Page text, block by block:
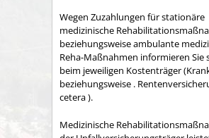
Wegen Zuzahlungen für stationäre
medizinische
beziehungsweise ambulante
Reha-Maßnahmen informieren Sie
beim jeweiligen Kostenträger
beziehungsweise .
cetera ).
Medizinische